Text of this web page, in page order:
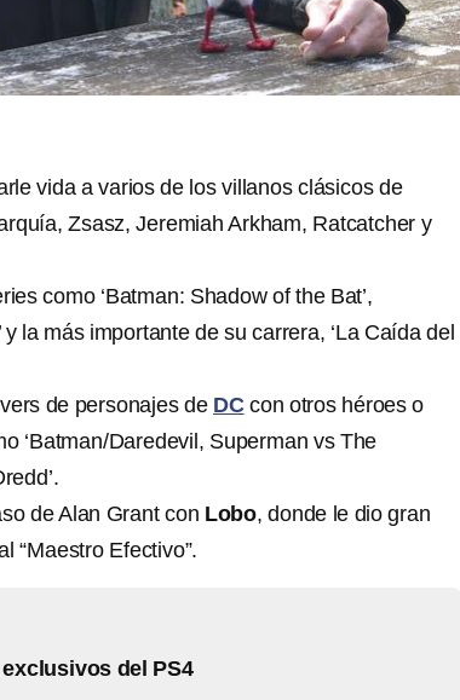
vida a varios de los villanos clásicos de
Zsasz, Jeremiah Arkham, Ratcatcher y
como ‘Batman: Shadow of the Bat’,
y la más importante de su carrera, ‘La Caída del
de personajes de DCcon otros héroes o
‘Batman/Daredevil, Superman vs The
de Alan Grant con Lobo, donde le dio gran
“Maestro Efectivo”.
del PS4